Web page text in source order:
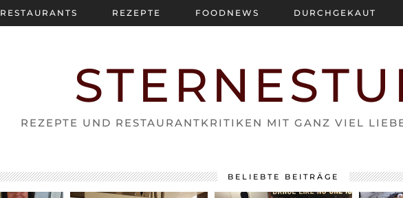
REZEPTE UND RESTAURANTKRITIKEN MIT GANZ VIEL
RESTAURANTS REZEPTE FOODNEWS DURCHGEKAUT
BELIEBTE BEITRÄGE